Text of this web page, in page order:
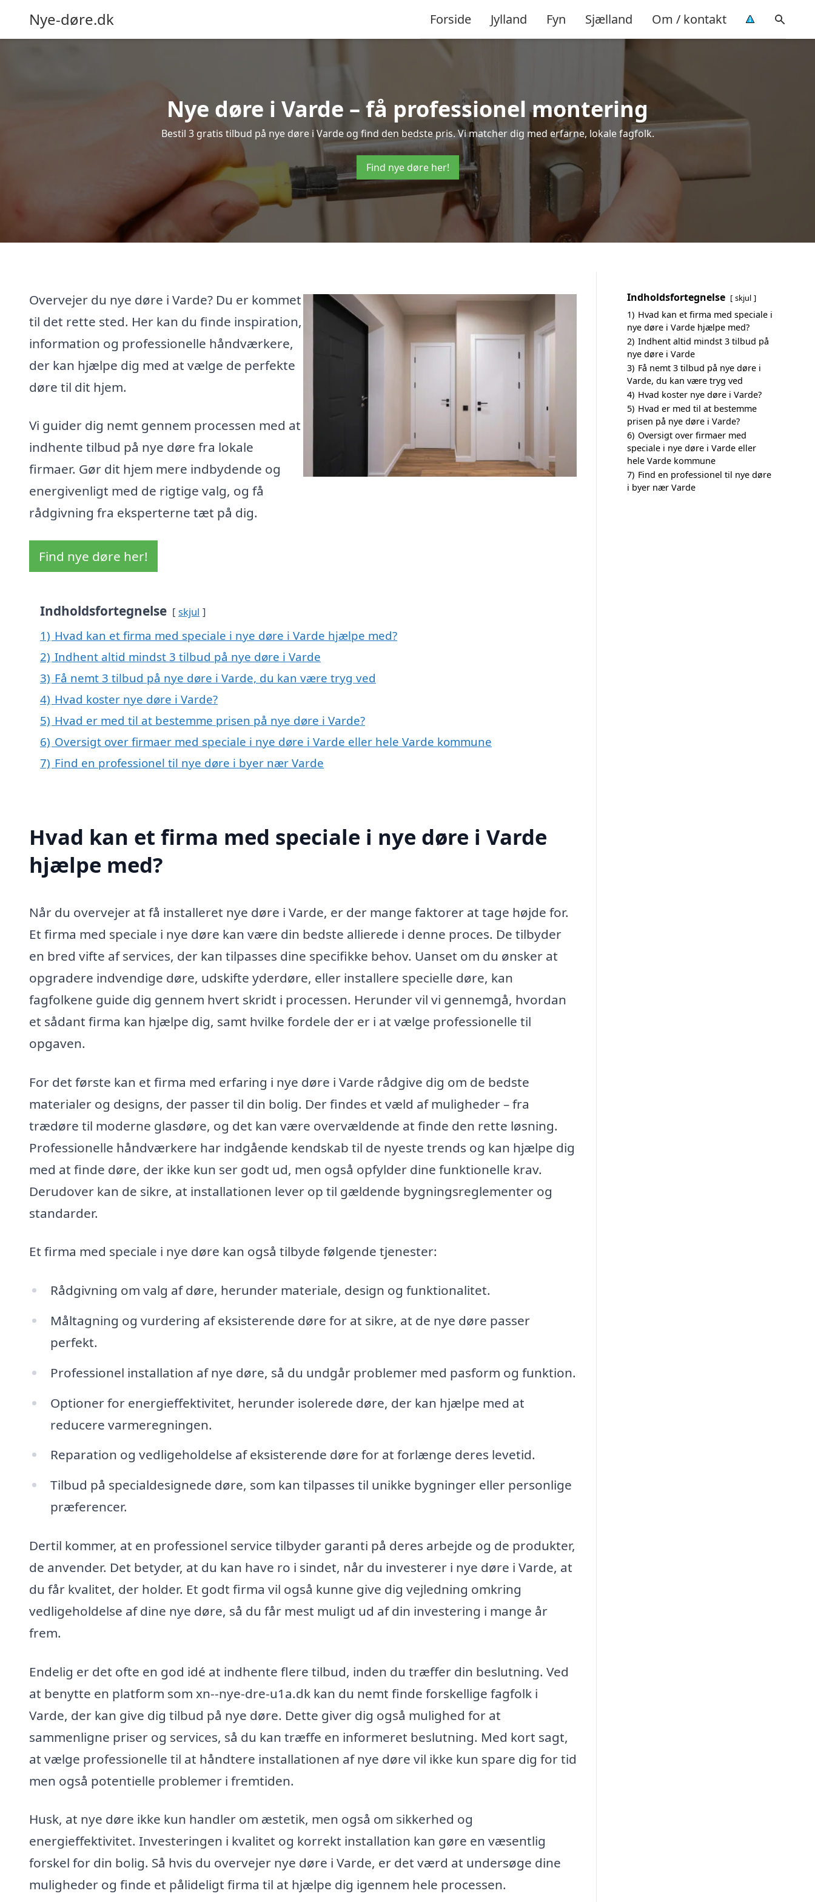
Nye-døre.dk Forside Jylland Fyn Sjælland Om / kontakt
Nye døre i Varde – få professionel montering
Bestil 3 gratis tilbud på nye døre i Varde og find den bedste pris. Vi matcher dig med erfarne, lokale fagfolk.
Find nye døre her!
Overvejer du nye døre i Varde? Du er kommet
til det rette sted. Her kan du finde inspiration,
information og professionelle håndværkere,
der kan hjælpe dig med at vælge de perfekte
døre til dit hjem.
Vi guider dig nemt gennem processen med at
indhente tilbud på nye døre fra lokale
firmaer. Gør dit hjem mere indbydende og
energivenligt med de rigtige valg, og få
rådgivning fra eksperterne tæt på dig.
Find nye døre her!
Indholdsfortegnelse skjul
1) Hvad kan et firma med speciale i nye døre i Varde hjælpe med?
2) Indhent altid mindst 3 tilbud på nye døre i Varde
3) Få nemt 3 tilbud på nye døre i Varde, du kan være tryg ved
4) Hvad koster nye døre i Varde?
5) Hvad er med til at bestemme prisen på nye døre i Varde?
6) Oversigt over firmaer med speciale i nye døre i Varde eller hele Varde kommune
7) Find en professionel til nye døre i byer nær Varde
Hvad kan et firma med speciale i nye døre i Varde
hjælpe med?
Når du overvejer at få installeret nye døre i Varde, er der mange faktorer at tage højde for.
Et firma med speciale i nye døre kan være din bedste allierede i denne proces. De tilbyder
en bred vifte af services, der kan tilpasses dine specifikke behov. Uanset om du ønsker at
opgradere indvendige døre, udskifte yderdøre, eller installere specielle døre, kan
fagfolkene guide dig gennem hvert skridt i processen. Herunder vil vi gennemgå, hvordan
et sådant firma kan hjælpe dig, samt hvilke fordele der er i at vælge professionelle til
opgaven.
For det første kan et firma med erfaring i nye døre i Varde rådgive dig om de bedste
materialer og designs, der passer til din bolig. Der findes et væld af muligheder – fra
trædøre til moderne glasdøre, og det kan være overvældende at finde den rette løsning.
Professionelle håndværkere har indgående kendskab til de nyeste trends og kan hjælpe dig
med at finde døre, der ikke kun ser godt ud, men også opfylder dine funktionelle krav.
Derudover kan de sikre, at installationen lever op til gældende bygningsreglementer og
standarder.
Et firma med speciale i nye døre kan også tilbyde følgende tjenester:
Rådgivning om valg af døre, herunder materiale, design og funktionalitet.
Måltagning og vurdering af eksisterende døre for at sikre, at de nye døre passer
perfekt.
Professionel installation af nye døre, så du undgår problemer med pasform og funktion.
Optioner for energieffektivitet, herunder isolerede døre, der kan hjælpe med at
reducere varmeregningen.
Reparation og vedligeholdelse af eksisterende døre for at forlænge deres levetid.
Tilbud på specialdesignede døre, som kan tilpasses til unikke bygninger eller personlige
præferencer.
Dertil kommer, at en professionel service tilbyder garanti på deres arbejde og de produkter,
de anvender. Det betyder, at du kan have ro i sindet, når du investerer i nye døre i Varde, at
du får kvalitet, der holder. Et godt firma vil også kunne give dig vejledning omkring
vedligeholdelse af dine nye døre, så du får mest muligt ud af din investering i mange år
frem.
Endelig er det ofte en god idé at indhente flere tilbud, inden du træffer din beslutning. Ved
at benytte en platform som xn--nye-dre-u1a.dk kan du nemt finde forskellige fagfolk i
Varde, der kan give dig tilbud på nye døre. Dette giver dig også mulighed for at
sammenligne priser og services, så du kan træffe en informeret beslutning. Med kort sagt,
at vælge professionelle til at håndtere installationen af nye døre vil ikke kun spare dig for tid
men også potentielle problemer i fremtiden.
Husk, at nye døre ikke kun handler om æstetik, men også om sikkerhed og
energieffektivitet. Investeringen i kvalitet og korrekt installation kan gøre en væsentlig
forskel for din bolig. Så hvis du overvejer nye døre i Varde, er det værd at undersøge dine
muligheder og finde et pålideligt firma til at hjælpe dig igennem hele processen.
Indholdsfortegnelse skjul
1) Hvad kan et firma med speciale i
nye døre i Varde hjælpe med?
2) Indhent altid mindst 3 tilbud på
nye døre i Varde
3) Få nemt 3 tilbud på nye døre i
Varde, du kan være tryg ved
4) Hvad koster nye døre i Varde?
5) Hvad er med til at bestemme
prisen på nye døre i Varde?
6) Oversigt over firmaer med
speciale i nye døre i Varde eller
hele Varde kommune
7) Find en professionel til nye døre
i byer nær Varde